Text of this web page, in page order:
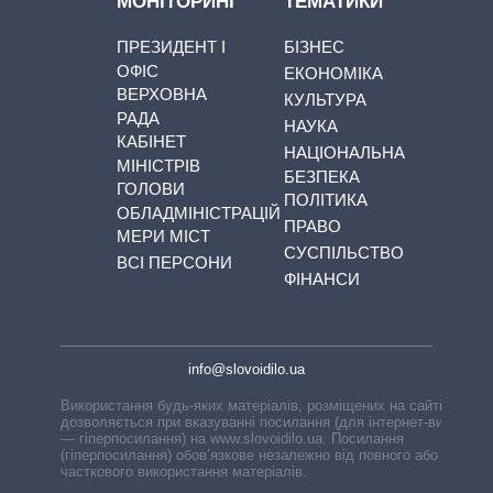
ПРЕЗИДЕНТ І
ОФІС
ВЕРХОВНА
РАДА
КАБІНЕТ
МІНІСТРІВ
ГОЛОВИ
ОБЛАДМІНІСТРАЦІЙ
МЕРИ МІСТ
ВСІ ПЕРСОНИ
БІЗНЕС
ЕКОНОМІКА
КУЛЬТУРА
НАУКА
НАЦІОНАЛЬНА
БЕЗПЕКА
ПОЛІТИКА
ПРАВО
СУСПІЛЬСТВО
ФІНАНСИ
info@slovoidilo.ua
Використання будь-яких матеріалів, розміщених на сайті,
дозволяється при вказуванні посилання (для інтернет-видань
— гіперпосилання) на www.slovoidilo.ua. Посилання
(гіперпосилання) обов’язкове незалежно від повного або
часткового використання матеріалів.